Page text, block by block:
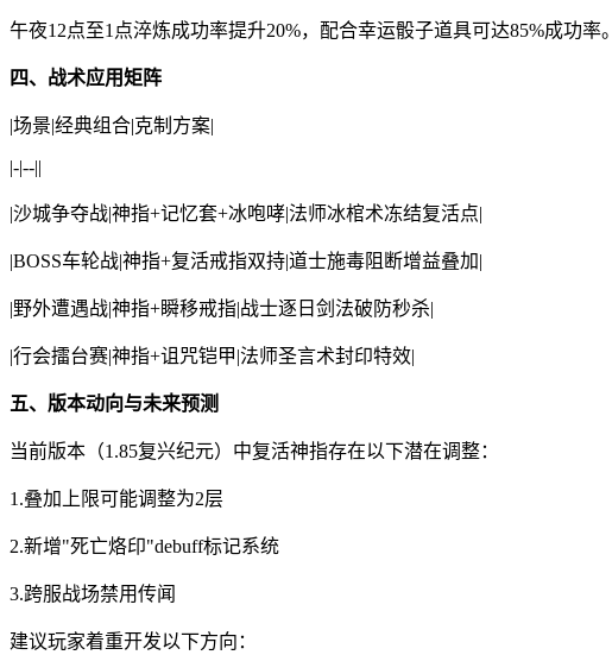
午夜12点至1点淬炼成功率提升20%，配合幸运骰子道具可达85%成功率。
四、战术应用矩阵
|场景|经典组合|克制方案|
|-|--||
|沙城争夺战|神指+记忆套+冰咆哮|法师冰棺术冻结复活点|
|BOSS车轮战|神指+复活戒指双持|道士施毒阻断增益叠加|
|野外遭遇战|神指+瞬移戒指|战士逐日剑法破防秒杀|
|行会擂台赛|神指+诅咒铠甲|法师圣言术封印特效|
五、版本动向与未来预测
当前版本（1.85复兴纪元）中复活神指存在以下潜在调整：
1.叠加上限可能调整为2层
2.新增"死亡烙印"debuff标记系统
3.跨服战场禁用传闻
建议玩家着重开发以下方向：